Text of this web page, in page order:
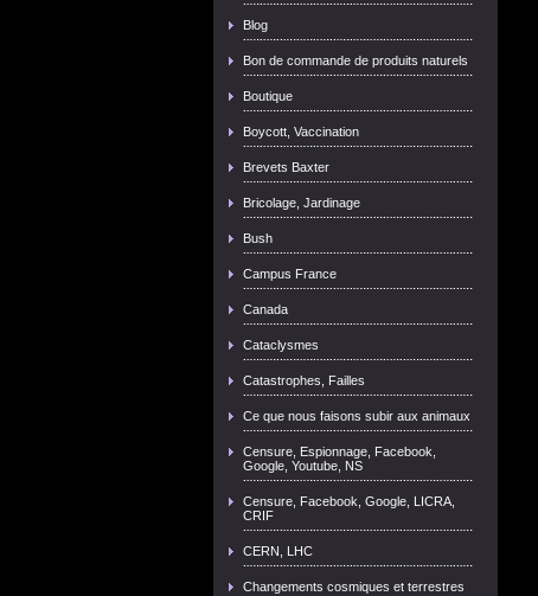
Blog
Bon de commande de produits naturels
Boutique
Boycott, Vaccination
Brevets Baxter
Bricolage, Jardinage
Bush
Campus France
Canada
Cataclysmes
Catastrophes, Failles
Ce que nous faisons subir aux animaux
Censure, Espionnage, Facebook,
Google, Youtube, NS
Censure, Facebook, Google, LICRA,
CRIF
CERN, LHC
Changements cosmiques et terrestres